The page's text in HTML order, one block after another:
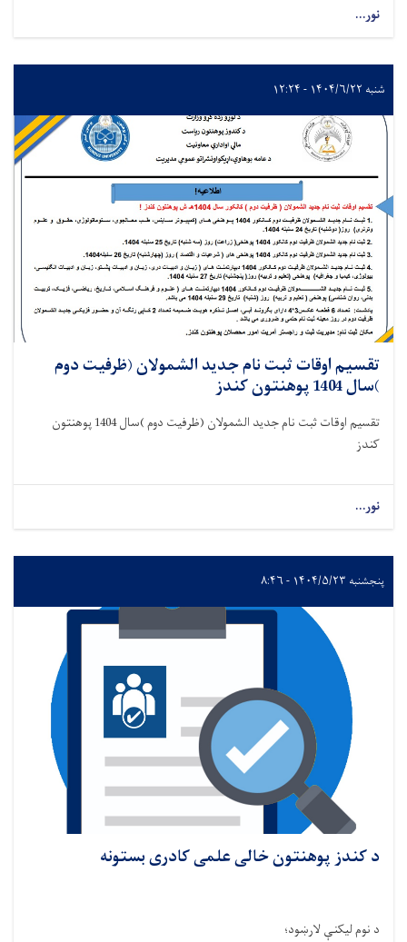
نور...
شنبه ۱۴۰۴/۶/۲۲ - ۱۲:۲۴
تقسیم اوقات ثبت نام جدید الشمولان (ظرفیت دوم
)سال 1404 پوهنتون کندز
تقسیم اوقات ثبت نام جدید الشمولان (ظرفیت دوم )سال 1404 پوهنتون
کندز
نور...
پنجشنبه ۱۴۰۴/۵/۲۳ - ۸:۴۶
د کندز پوهنتون خالی علمی کادری بستونه
د نوم لیکنې لارښود؛